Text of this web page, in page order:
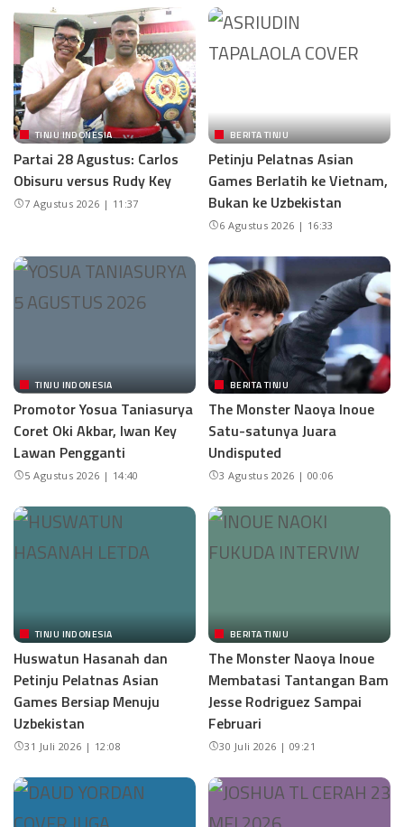
TINJU INDONESIA
Partai 28 Agustus: Carlos
Obisuru versus Rudy Key
7 Agustus 2026 | 11:37
BERITA TINJU
Petinju Pelatnas Asian
Games Berlatih ke Vietnam,
Bukan ke Uzbekistan
6 Agustus 2026 | 16:33
TINJU INDONESIA
Promotor Yosua Taniasurya
Coret Oki Akbar, Iwan Key
Lawan Pengganti
5 Agustus 2026 | 14:40
BERITA TINJU
The Monster Naoya Inoue
Satu-satunya Juara
Undisputed
3 Agustus 2026 | 00:06
TINJU INDONESIA
Huswatun Hasanah dan
Petinju Pelatnas Asian
Games Bersiap Menuju
Uzbekistan
31 Juli 2026 | 12:08
BERITA TINJU
The Monster Naoya Inoue
Membatasi Tantangan Bam
Jesse Rodriguez Sampai
Februari
30 Juli 2026 | 09:21